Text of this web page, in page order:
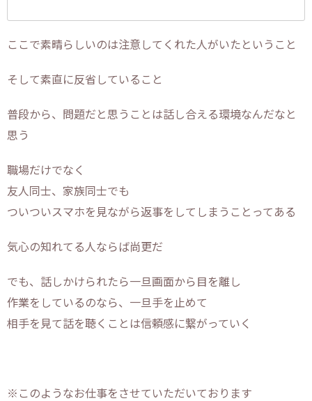
ここで素晴らしいのは注意してくれた人がいたということ
そして素直に反省していること
普段から、問題だと思うことは話し合える環境なんだなと
思う
職場だけでなく
友人同士、家族同士でも
ついついスマホを見ながら返事をしてしまうことってある
気心の知れてる人ならば尚更だ
でも、話しかけられたら一旦画面から目を離し
作業をしているのなら、一旦手を止めて
相手を見て話を聴くことは信頼感に繋がっていく
※このようなお仕事をさせていただいております